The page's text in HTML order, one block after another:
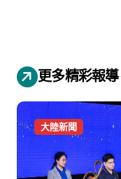
更多精彩報導
大陸新聞